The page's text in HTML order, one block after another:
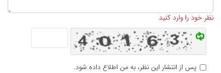
نظر خود را وارد کنید
پس از انتشار این نظر، به من اطلاع داده شود.